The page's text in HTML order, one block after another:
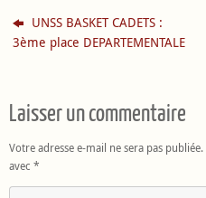
UNSS BASKET CADETS :
3ème place DEPARTEMENTALE
Laisser un commentaire
Votre adresse e-mail ne sera pas publiée.
avec *